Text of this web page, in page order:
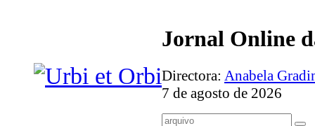
Jornal Online
Directora: Anabela
7 de agosto de 2026